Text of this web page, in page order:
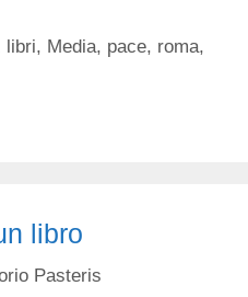
libri, Media, pace, roma,
libro
Pasteris